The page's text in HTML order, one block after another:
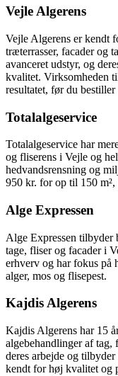
Vejle Algerens
Vejle Algerens er kendt
træterrasser, facader og
avanceret udstyr, og
kvalitet. Virksomheden
resultatet, før du
Totalalgeservice
Totalalgeservice har
og fliserens i Vejle og
hedvandsrensning og
950 kr. for op til 150 m²,
Alge Expressen
Alge Expressen tilbyder
tage, fliser og facader i
erhverv og har fokus på
alger, mos og flisepest.
Kajdis Algerens
Kajdis Algerens har 15
algebehandlinger af tag,
deres arbejde og
kendt for høj kvalitet og